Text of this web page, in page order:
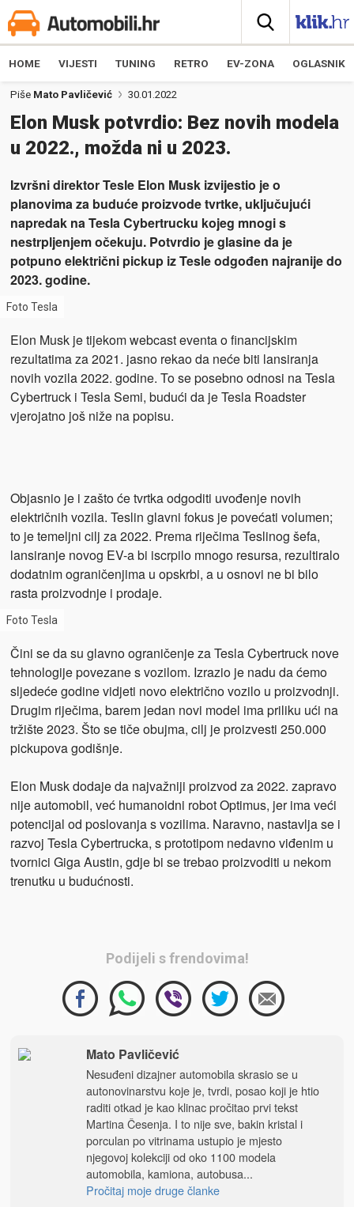
HOME VIJESTI TUNING RETRO EV-ZONA OGLASNIK
Piše Mato Pavličević 30.01.2022
Elon Musk potvrdio: Bez novih modela
u 2022., možda ni u 2023.
Izvršni direktor Tesle Elon Musk izvijestio je o
planovima za buduće proizvode tvrtke, uključujući
napredak na Tesla Cybertrucku kojeg mnogi s
nestrpljenjem očekuju. Potvrdio je glasine da je
potpuno električni pickup iz Tesle odgođen najranije do
2023. godine.
Foto Tesla
Elon Musk je tijekom webcast eventa o financijskim
rezultatima za 2021. jasno rekao da neće biti lansiranja
novih vozila 2022. godine. To se posebno odnosi na Tesla
Cybertruck i Tesla Semi, budući da je Tesla Roadster
vjerojatno još niže na popisu.
Objasnio je i zašto će tvrtka odgoditi uvođenje novih
električnih vozila. Teslin glavni fokus je povećati volumen;
to je temeljni cilj za 2022. Prema riječima Teslinog šefa,
lansiranje novog EV-a bi iscrpilo ​​mnogo resursa, rezultiralo
dodatnim ograničenjima u opskrbi, a u osnovi ne bi bilo
rasta proizvodnje i prodaje.
Foto Tesla
Čini se da su glavno ograničenje za Tesla Cybertruck nove
tehnologije povezane s vozilom. Izrazio je nadu da ćemo
sljedeće godine vidjeti novo električno vozilo u proizvodnji.
Drugim riječima, barem jedan novi model ima priliku ući na
tržište 2023. Što se tiče obujma, cilj je proizvesti 250.000
pickupova godišnje.
Elon Musk dodaje da najvažniji proizvod za 2022. zapravo
nije automobil, već humanoidni robot Optimus, jer ima veći
potencijal od poslovanja s vozilima. Naravno, nastavlja se i
razvoj Tesla Cybertrucka, s prototipom nedavno viđenim u
tvornici Giga Austin, gdje bi se trebao proizvoditi u nekom
trenutku u budućnosti.
Podijeli s frendovima!
Mato Pavličević
Nesuđeni dizajner automobila skrasio se u
autonovinarstvu koje je, tvrdi, posao koji je htio
raditi otkad je kao klinac pročitao prvi tekst
Martina Česenja. I to nije sve, bakin kristal i
porculan po vitrinama ustupio je mjesto
njegovoj kolekciji od oko 1100 modela
automobila, kamiona, autobusa...
Pročitaj moje druge članke